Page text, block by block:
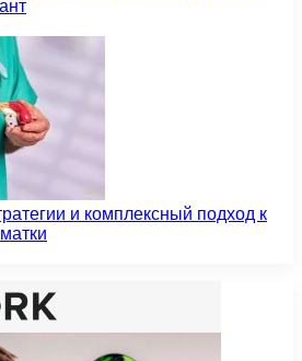
и комплексный подход к